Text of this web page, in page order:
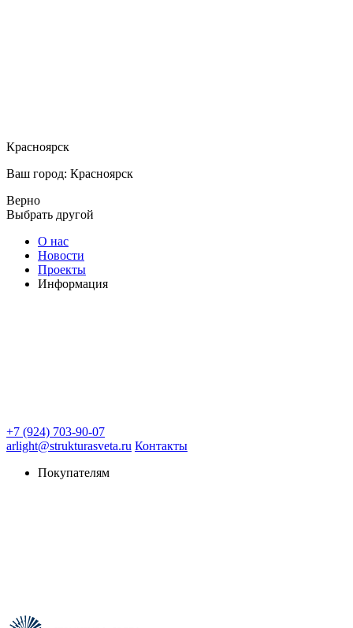
Красноярск
Ваш город: Красноярск
Верно
Выбрать другой
О нас
Новости
Проекты
Информация
+7 (924) 703-90-07
arlight@strukturasveta.ru Контакты
Покупателям